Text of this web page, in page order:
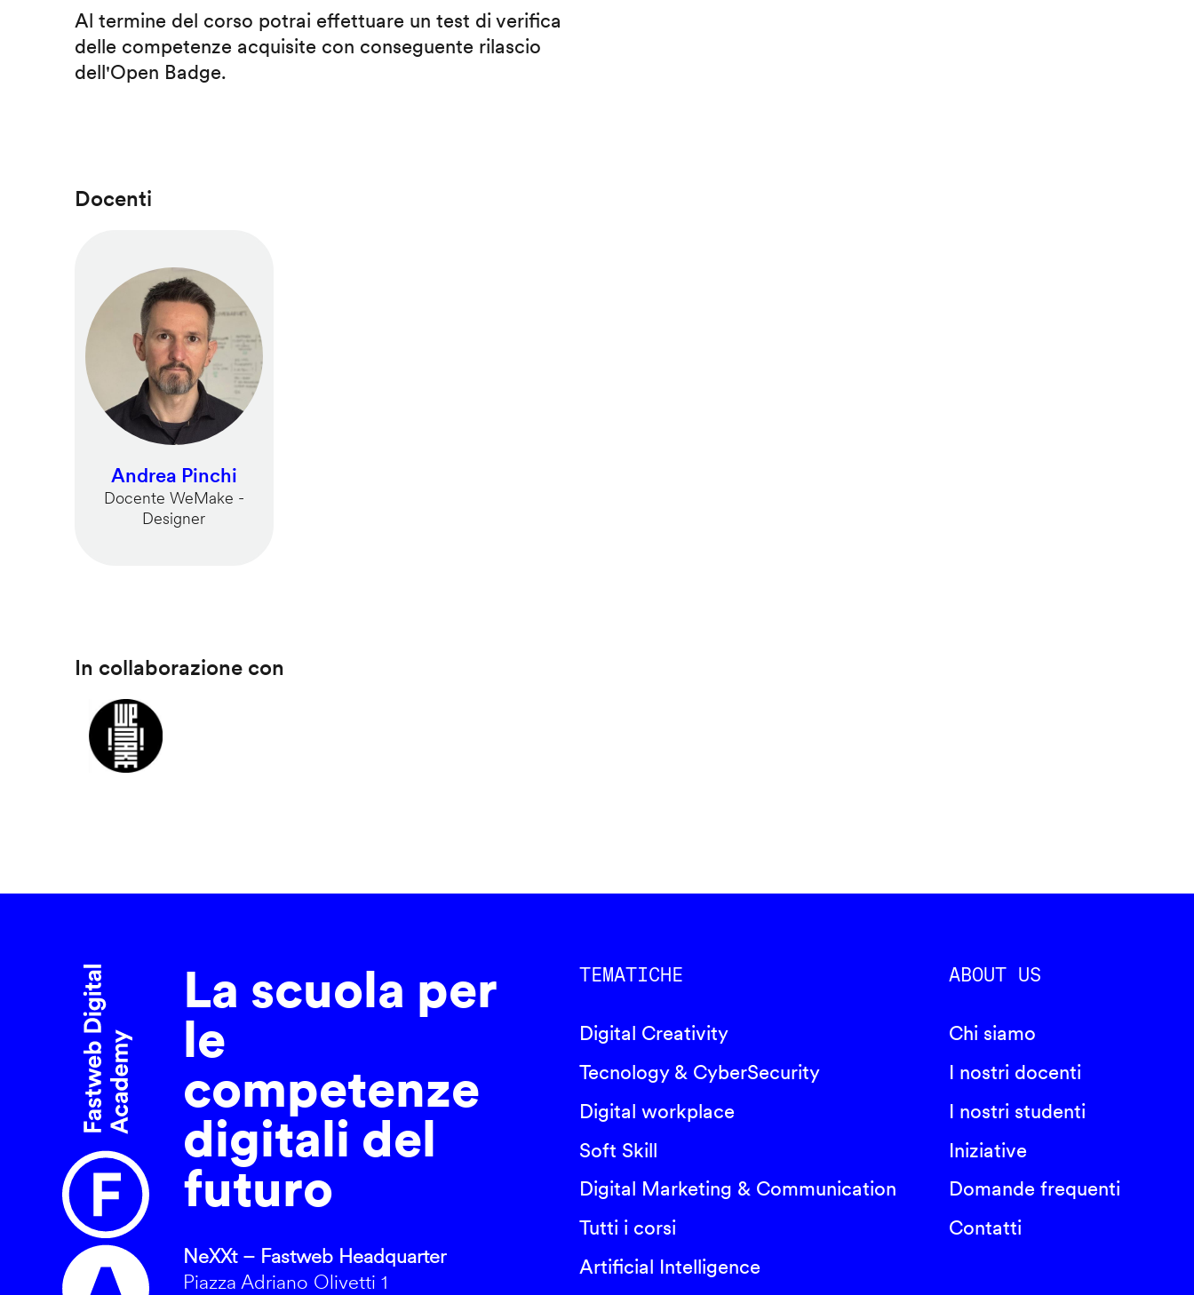
Al termine del corso potrai effettuare un test di verifica
delle competenze acquisite con conseguente rilascio
dell'Open Badge.
Docenti
Andrea Pinchi
Docente WeMake -
Designer
In collaborazione con
La scuola per
le
competenze
digitali del
futuro
NeXXt – Fastweb Headquarter
Piazza Adriano Olivetti 1
TEMATICHE
Digital Creativity
Tecnology & CyberSecurity
Digital workplace
Soft Skill
Digital Marketing & Communication
Tutti i corsi
Artificial Intelligence
ABOUT US
Chi siamo
I nostri docenti
I nostri studenti
Iniziative
Domande frequenti
Contatti